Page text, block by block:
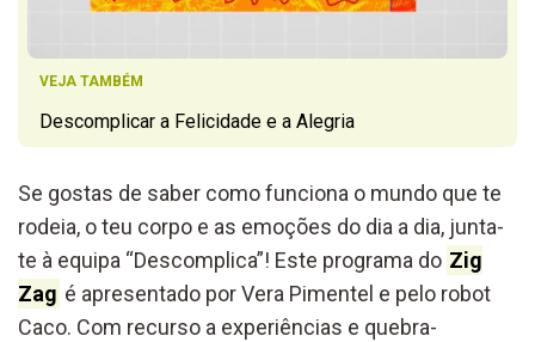
VEJA TAMBÉM
Descomplicar a Felicidade e a Alegria
Se gostas de saber como funciona o mundo que te
rodeia, o teu corpo e as emoções do dia a dia, junta-
te à equipa “Descomplica”! Este programa do Zig
Zag é apresentado por Vera Pimentel e pelo robot
Caco. Com recurso a experiências e quebra-